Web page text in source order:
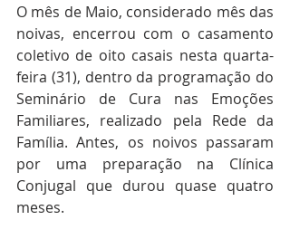
O mês de Maio, considerado mês das
noivas, encerrou com o casamento
coletivo de oito casais nesta quarta-
feira (31), dentro da programação do
Seminário de Cura nas Emoções
Familiares, realizado pela Rede da
Família. Antes, os noivos passaram
por uma preparação na Clínica
Conjugal que durou quase quatro
meses.